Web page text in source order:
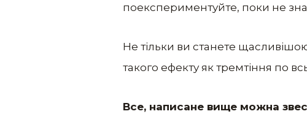
поекспериментуйте, поки не
Не тільки ви станете
такого ефекту як тремтіння по
Все, написане вище можна